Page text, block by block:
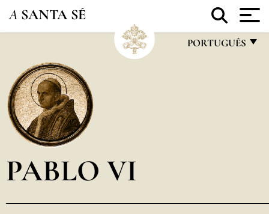
A SANTA SÉ
PORTUGUÊS
POLSKI
PABLO VI